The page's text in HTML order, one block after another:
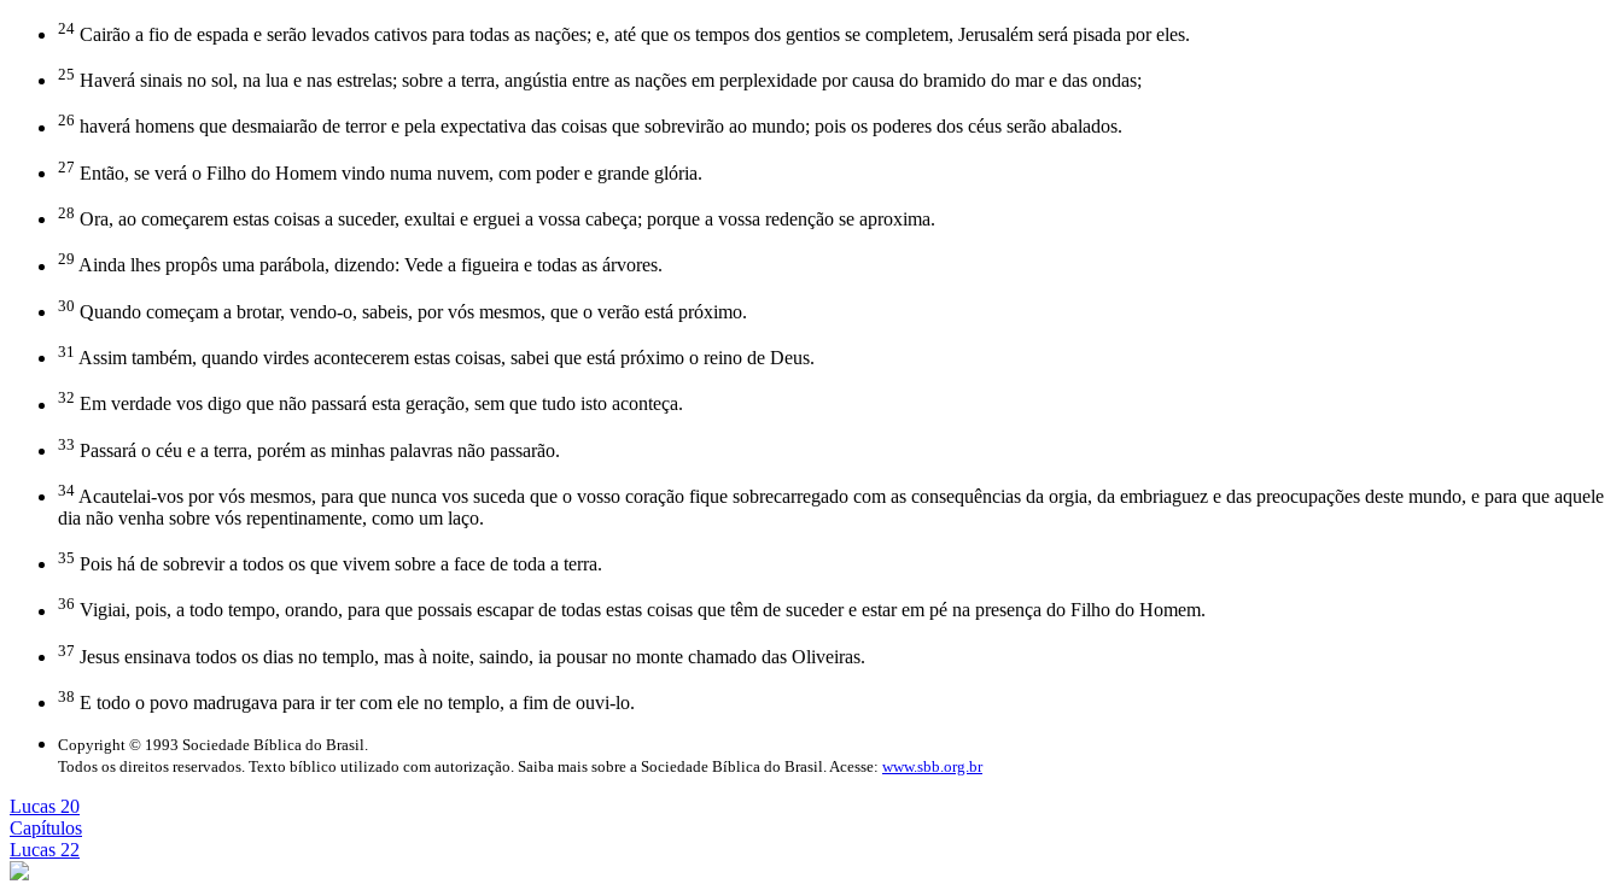
24 Cairão a fio de espada e serão levados cativos para todas as nações; e, até que os tempos dos gentios se completem, Jerusalém será pisada por eles.
25 Haverá sinais no sol, na lua e nas estrelas; sobre a terra, angústia entre as nações em perplexidade por causa do bramido do mar e das ondas;
26 haverá homens que desmaiarão de terror e pela expectativa das coisas que sobrevirão ao mundo; pois os poderes dos céus serão abalados.
27 Então, se verá o Filho do Homem vindo numa nuvem, com poder e grande glória.
28 Ora, ao começarem estas coisas a suceder, exultai e erguei a vossa cabeça; porque a vossa redenção se aproxima.
29 Ainda lhes propôs uma parábola, dizendo: Vede a figueira e todas as árvores.
30 Quando começam a brotar, vendo-o, sabeis, por vós mesmos, que o verão está próximo.
31 Assim também, quando virdes acontecerem estas coisas, sabei que está próximo o reino de Deus.
32 Em verdade vos digo que não passará esta geração, sem que tudo isto aconteça.
33 Passará o céu e a terra, porém as minhas palavras não passarão.
34 Acautelai-vos por vós mesmos, para que nunca vos suceda que o vosso coração fique sobrecarregado com as consequências da orgia, da embriaguez e das preocupações deste mundo, e para que aquele
dia não venha sobre vós repentinamente, como um laço.
35 Pois há de sobrevir a todos os que vivem sobre a face de toda a terra.
36 Vigiai, pois, a todo tempo, orando, para que possais escapar de todas estas coisas que têm de suceder e estar em pé na presença do Filho do Homem.
37 Jesus ensinava todos os dias no templo, mas à noite, saindo, ia pousar no monte chamado das Oliveiras.
38 E todo o povo madrugava para ir ter com ele no templo, a fim de ouvi-lo.
Copyright © 1993 Sociedade Bíblica do Brasil.
Todos os direitos reservados. Texto bíblico utilizado com autorização. Saiba mais sobre a Sociedade Bíblica do Brasil. Acesse: www.sbb.org.br
Lucas 20
Capítulos
Lucas 22